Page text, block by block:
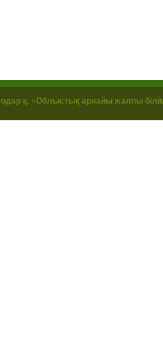
қ. «Облыстық арнайы жалпы